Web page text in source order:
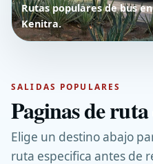
Rutas populares de bus
Kenitra.
SALIDAS POPULARES
Paginas de
Elige un destino abajo
ruta especifica antes de